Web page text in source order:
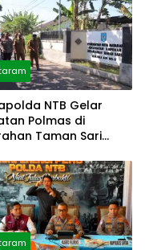
NTB Gelar
Polmas di
Taman Sari